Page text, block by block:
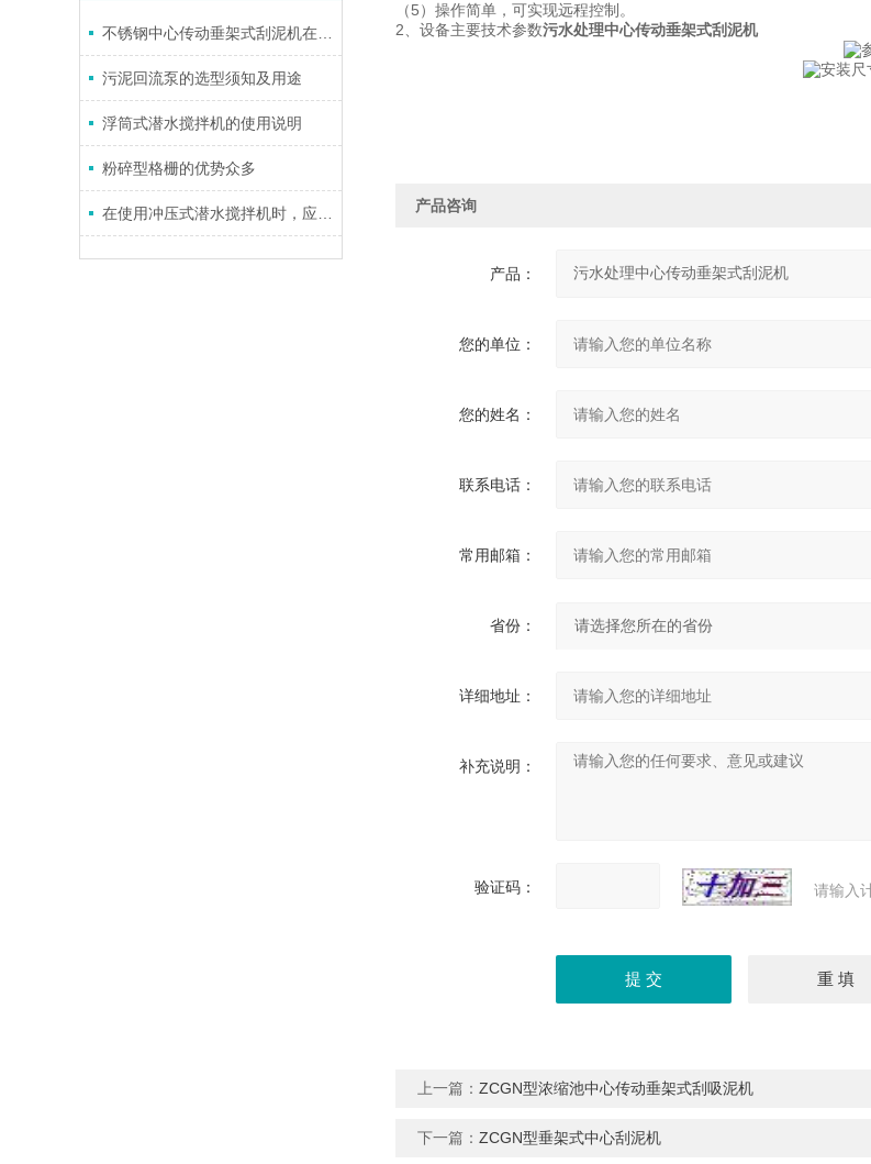
污泥回流泵的选型须知及用途
浮筒式潜水搅拌机的使用说明
粉碎型格栅的优势众多
（5）操作简单，可实现远程控制。
2、设备主要技术参数污水处理中心传动垂架式刮泥机
产品咨询
产品：
您的单位：
您的姓名：
联系电话：
常用邮箱：
省份：
详细地址：
补充说明：
验证码： 请输入
上一篇： ZCGN型浓缩池中心传动垂架式刮吸泥机
下一篇： ZCGN型垂架式中心刮泥机